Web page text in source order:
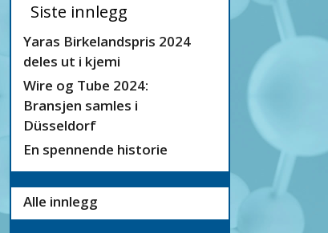
Siste innlegg
Yaras Birkelandspris 2024
deles ut i kjemi
Wire og Tube 2024:
Bransjen samles i
Düsseldorf
En spennende historie
Alle innlegg